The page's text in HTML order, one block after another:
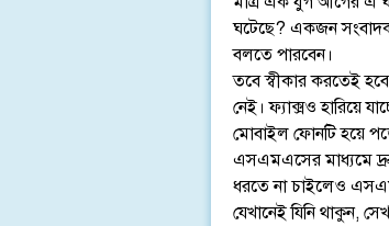
ঘটেছে? একজন
বলতে পারবেন।
তবে স্বীকার করতেই
নেই। ফ্যাক্সও হারিয়ে
মোবাইল ফোনটি হয়ে
এসএমএসের মাধ্যমে
ধরতে না চাইলেও
যেখানেই যিনি থাকুন,